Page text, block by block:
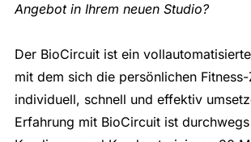
Angebot in Ihrem neuen Studio?
Der BioCircuit ist ein
mit dem sich die persönlichen
individuell, schnell und effektiv
Erfahrung mit BioCircuit ist